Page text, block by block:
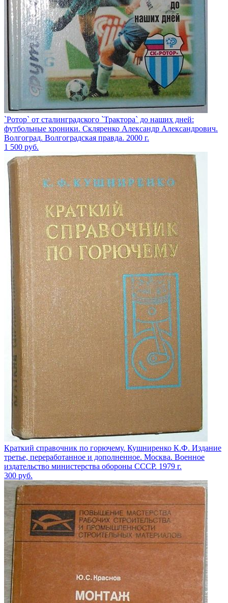
`Ротор` от сталинградского `Трактора` до наших дней:
футбольные хроники. Скляренко Александр Александрович.
Волгоград. Волгоградская правда. 2000 г.
1 500 руб.
Краткий справочник по горючему. Кушниренко К.Ф. Издание
третье, переработанное и дополненное. Москва. Военное
издательство министерства обороны СССР. 1979 г.
300 руб.